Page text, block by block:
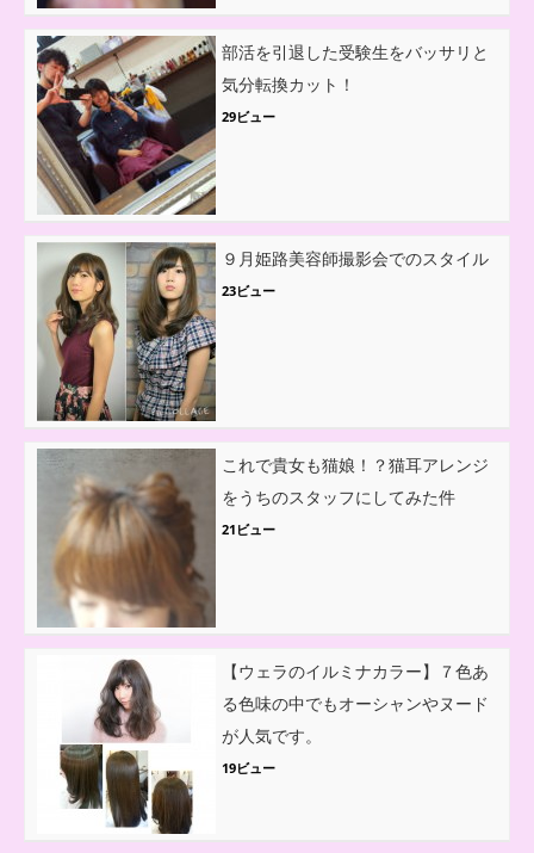
部活を引退した受験生をバッサリと
気分転換カット！
29ビュー
９月姫路美容師撮影会でのスタイル
23ビュー
これで貴女も猫娘！？猫耳アレンジ
をうちのスタッフにしてみた件
21ビュー
【ウェラのイルミナカラー】７色あ
る色味の中でもオーシャンやヌード
が人気です。
19ビュー